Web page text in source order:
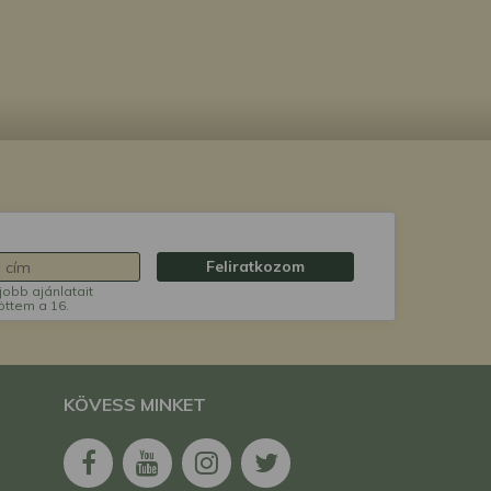
ajánlatait
a 16.
Feliratkozom
KÖVESS MINKET